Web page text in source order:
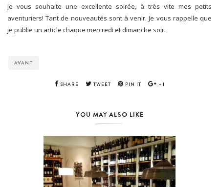
Je vous souhaite une excellente soirée, à très vite mes petits
aventuriers! Tant de nouveautés sont à venir. Je vous rappelle que
je publie un article chaque mercredi et dimanche soir.
AVANT
SHARE TWEET PIN IT +1
YOU MAY ALSO LIKE